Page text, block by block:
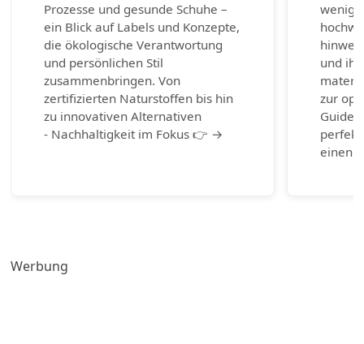
Prozesse und gesunde Schuhe –
ein Blick auf Labels und Konzepte,
die ökologische Verantwortung
und persönlichen Stil
zusammenbringen. Von
zertifizierten Naturstoffen bis hin
zu innovativen Alternativen
- Nachhaltigkeit im Fokus 👉 →
wenig
und
zur
Guide
einen
Werbung